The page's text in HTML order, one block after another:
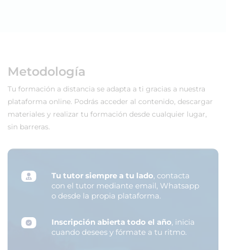
Metodología
Tu formación a distancia se adapta a ti gracias a nuestra
plataforma online. Podrás acceder al contenido, descargar
materiales y realizar tu formación desde cualquier lugar,
sin barreras.
Tu tutor siempre a tu lado, contacta
con el tutor mediante email, Whatsapp
o desde la propia plataforma.
Inscripción abierta todo el año, inicia
cuando desees y fórmate a tu ritmo.